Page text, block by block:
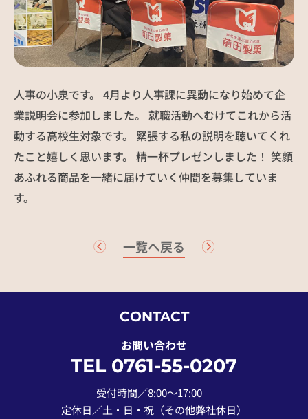
RECRUIT
採用情報
前田のおいしいポイント
社員インタビュー
NEWS お知らせ
お問い合わせ
人事の小泉です。 4月より人事課に異動になり始めて企
業説明会に参加しました。 就職活動へむけてこれから活
動する高校生対象です。 緊張する私の説明を聴いてくれ
たこと嬉しく思います。 精一杯プレゼンしました！ 笑顔
あふれる商品を一緒に届けていく仲間を募集していま
す。
一覧へ戻る
CONTACT
お問い合わせ
TEL 0761-55-0207
受付時間／8:00〜17:00
定休日／土・日・祝（その他弊社休日）